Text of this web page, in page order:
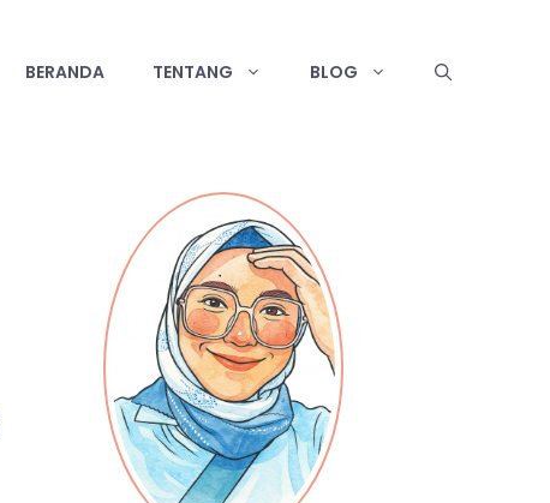
BERANDA TENTANG BLOG